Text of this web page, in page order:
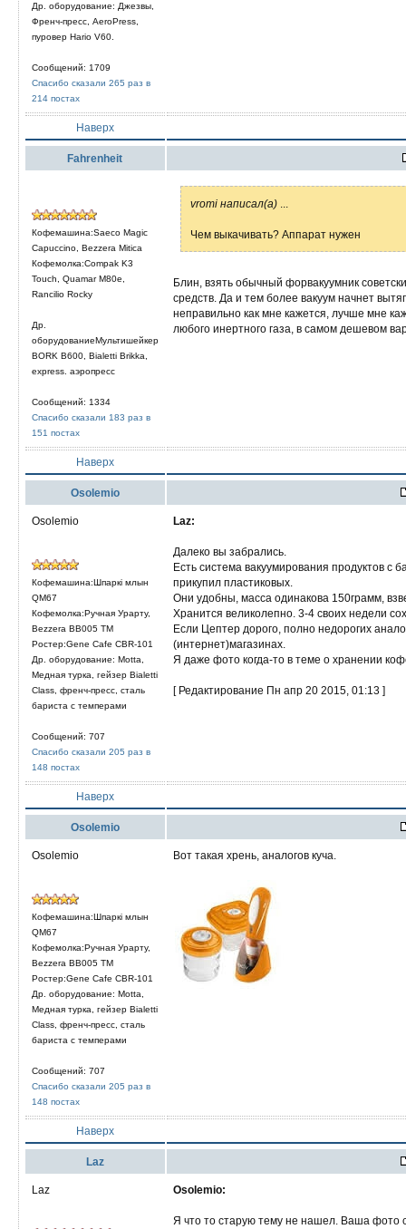
Др. оборудование: Джезвы,
Френч-пресс, AeroPress,
пуровер Hario V60.
Сообщений: 1709
Спасибо сказали 265 раз в
214 постах
Наверх
Fahrenheit
Кофемашина:Saeco Magic
Capuccino, Bezzera Mitica
Кофемолка:Compak K3
Touch, Quamar M80e,
Rancilio Rocky
Др.
оборудованиеМультишейкер
BORK B600, Bialetti Brikka,
express. аэропресс
Сообщений: 1334
Спасибо сказали 183 раз в
151 постах
vromi написал(а)
Чем выкачивать? Аппарат нужен
Блин, взять обычный форвакуумник
средств. Да и тем более вакуум начнет
неправильно как мне кажется, лучше мне
любого инертного газа, в самом дешевом
Наверх
Osolemio
Osolemio
Кофемашина:Шпаркi млын
QM67
Кофемолка:Ручная Урарту,
Bezzera BB005 TM
Ростер:Gene Cafe CBR-101
Др. оборудование: Motta,
Медная турка, гейзер Bialetti
Class, френч-пресс, сталь
бариста с темперами
Сообщений: 707
Спасибо сказали 205 раз в
148 постах
Laz:
Далеко вы забрались.
Есть система вакуумирования продуктов с
прикупил пластиковых.
Они удобны, масса одинакова 150грамм,
Хранится великолепно. 3-4 своих недели
Если Цептер дорого, полно недорогих
(интернет)магазинах.
Я даже фото когда-то в теме о хранении
[ Редактирование Пн апр 20 2015, 01:13 ]
Наверх
Osolemio
Osolemio
Кофемашина:Шпаркi млын
QM67
Кофемолка:Ручная Урарту,
Bezzera BB005 TM
Ростер:Gene Cafe CBR-101
Др. оборудование: Motta,
Медная турка, гейзер Bialetti
Class, френч-пресс, сталь
бариста с темперами
Сообщений: 707
Спасибо сказали 205 раз в
148 постах
Вот такая хрень, аналогов куча.
Наверх
Laz
Laz Osolemio:
Я что то старую тему не нашел. Ваша фото